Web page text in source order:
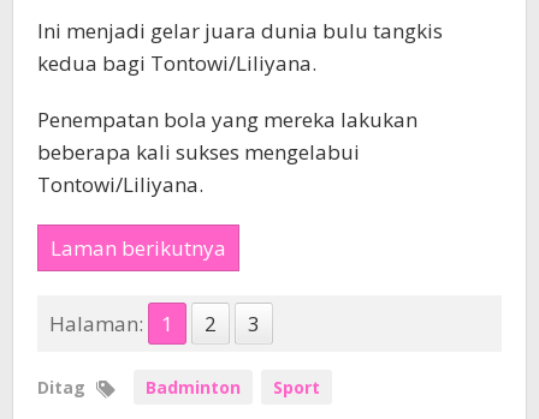
Ini menjadi gelar juara dunia bulu tangkis
kedua bagi Tontowi/Liliyana.
Penempatan bola yang mereka lakukan
beberapa kali sukses mengelabui
Tontowi/Liliyana.
Laman berikutnya
Halaman: 1 2 3
Ditag Badminton Sport